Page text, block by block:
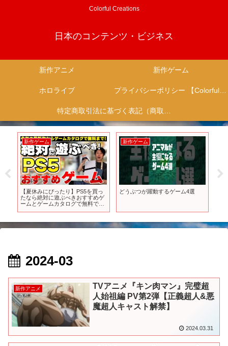
Colorful Creations
日本のコンテンツ・ビジネス
新作アニメ 新作ゲーム
ホロライブ プライバシーポリシー 【Colorful Creation】
特定商取引法に基づく表記（商取引に関する開示）
新作ゲーム
【夏休みにぴったり】PS5を買っ
たなら絶対に遊ぶべきおすすめゲ
ームとゲームカタログで無料で遊
新作ゲーム
どうぶつが躍動するゲーム4選
2024-03
新作アニメ
TVアニメ『キン肉マン』完璧超
人始祖編 PV第2弾【正義超人&悪
魔超人キャスト解禁】
2024.03.31